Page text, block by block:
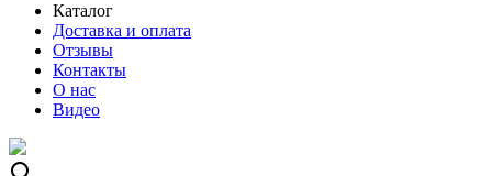
Каталог
Доставка и оплата
Отзывы
Контакты
О нас
Видео